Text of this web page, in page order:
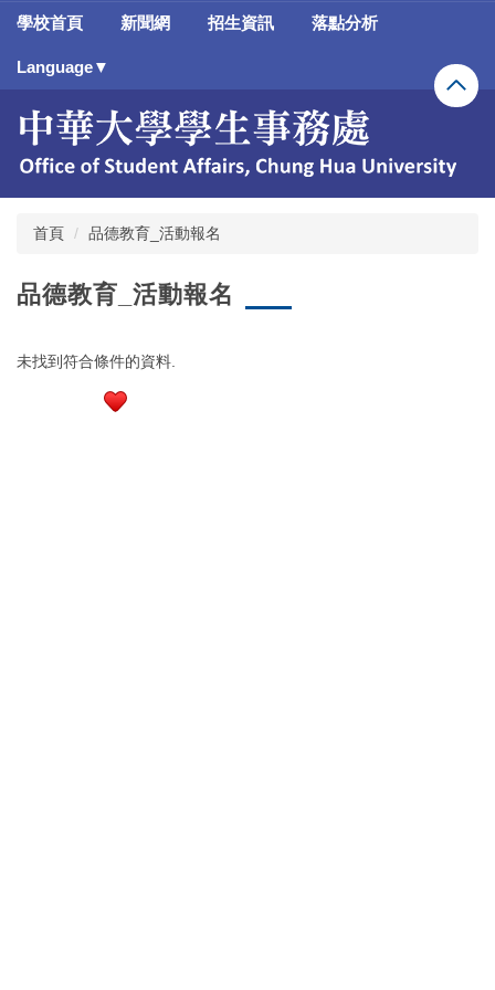
跳
主
容
區
學校首頁 新聞網 招生資訊 落點分析
Language▼
首頁 品德教育_活動報名
品德教育_活動報名
未找到符合條件的資料.